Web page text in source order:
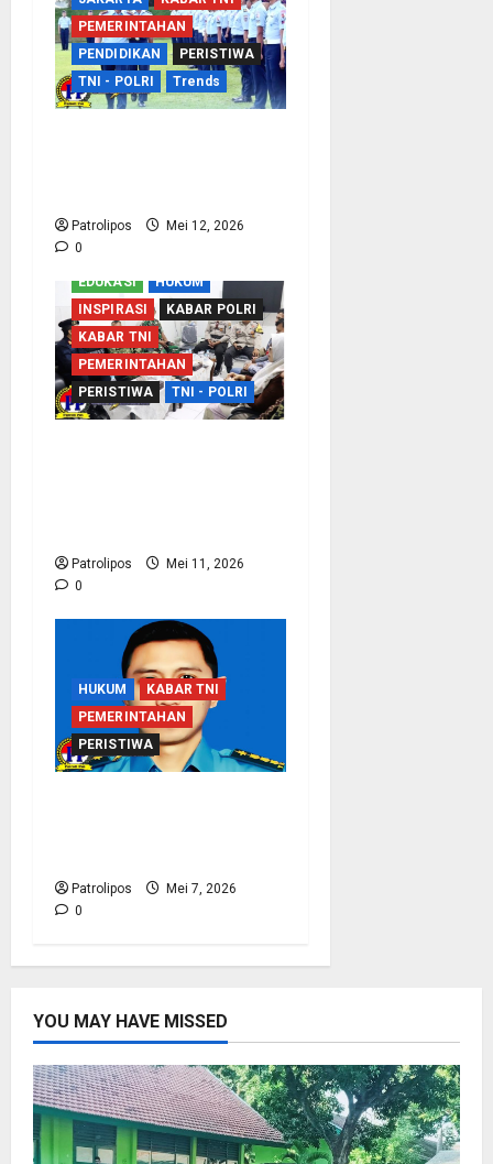
PEMERINTAHAN
PENDIDIKAN
PERISTIWA
TNI - POLRI
Trends
Patrolipos
Mei 12, 2026
0
EDUKASI
HUKUM
INSPIRASI
KABAR POLRI
KABAR TNI
PEMERINTAHAN
PERISTIWA
TNI - POLRI
Patrolipos
Mei 11, 2026
0
HUKUM
KABAR TNI
PEMERINTAHAN
PERISTIWA
Patrolipos
Mei 7, 2026
0
YOU MAY HAVE MISSED